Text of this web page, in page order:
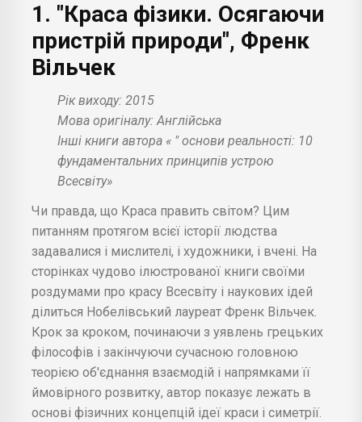
1. "Краса фізики. Осягаючи
пристрій природи", Френк
Вільчек
Рік виходу: 2015
Мова оригіналу: Англійська
Інші книги автора « " основи реальності: 10
фундаментальних принципів устрою
Всесвіту»
Чи правда, що Краса править світом? Цим
питанням протягом всієї історії людства
задавалися і мислителі, і художники, і вчені. На
сторінках чудово ілюстрованої книги своїми
роздумами про красу Всесвіту і наукових ідей
ділиться Нобелівський лауреат Френк Вільчек.
Крок за кроком, починаючи з уявлень грецьких
філософів і закінчуючи сучасною головною
теорією об'єднання взаємодій і напрямками її
ймовірного розвитку, автор показує лежать в
основі фізичних концепцій ідеї краси і симетрії.